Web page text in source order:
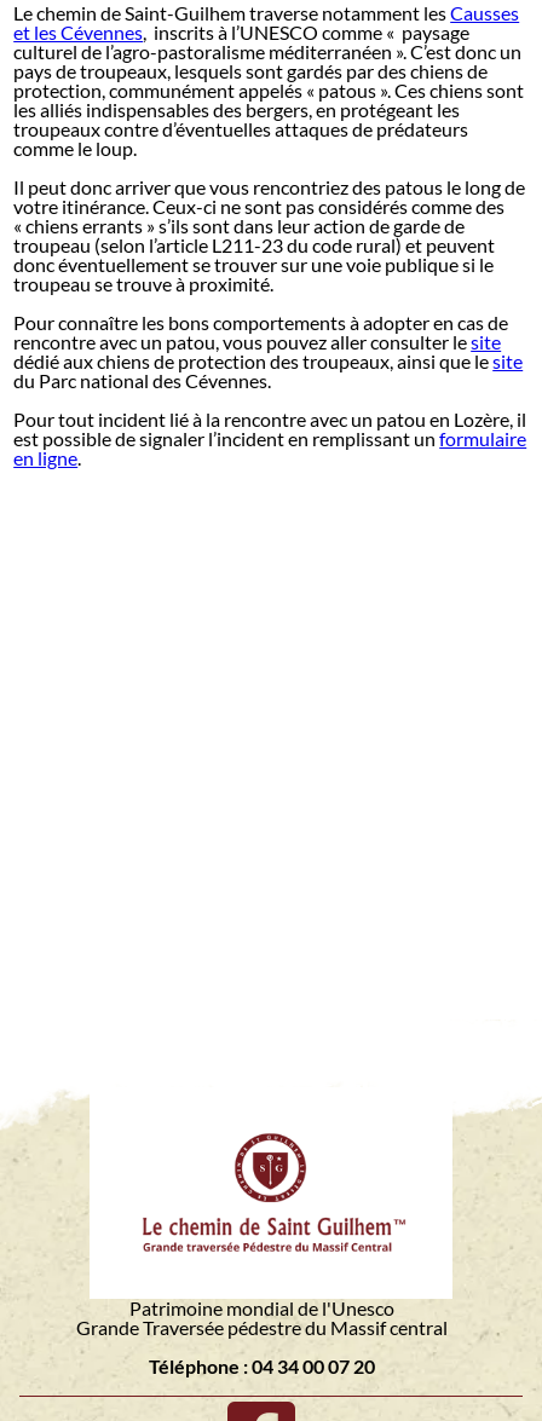
Le chemin de Saint-Guilhem traverse notamment lesCausses
et les Cévennes, inscrits à l’UNESCO comme « paysage
culturel de l’agro-pastoralisme méditerranéen ». C’est donc un
pays de troupeaux, lesquels sont gardés par des chiens de
protection, communément appelés « patous ». Ces chiens sont
les alliés indispensables des bergers, en protégeant les
troupeaux contre d’éventuelles attaques de prédateurs
comme le loup.
Il peut donc arriver que vous rencontriez des patous le long de
votre itinérance. Ceux-ci ne sont pas considérés comme des
« chiens errants » s’ils sont dans leur action de garde de
troupeau (selon l’article L211-23 du code rural) et peuvent
donc éventuellement se trouver sur une voie publique si le
troupeau se trouve à proximité.
Pour connaître les bons comportements à adopter en cas de
rencontre avec un patou, vous pouvez aller consulter lesite
dédié aux chiens de protection des troupeaux, ainsi que lesite
du Parc national des Cévennes.
Pour tout incident lié à la rencontre avec un patou en Lozère, il
est possible de signaler l’incident en remplissant unformulaire
en ligne.
Patrimoine mondial de l'Unesco
Grande Traversée pédestre du Massif central
Téléphone : 04 34 00 07 20